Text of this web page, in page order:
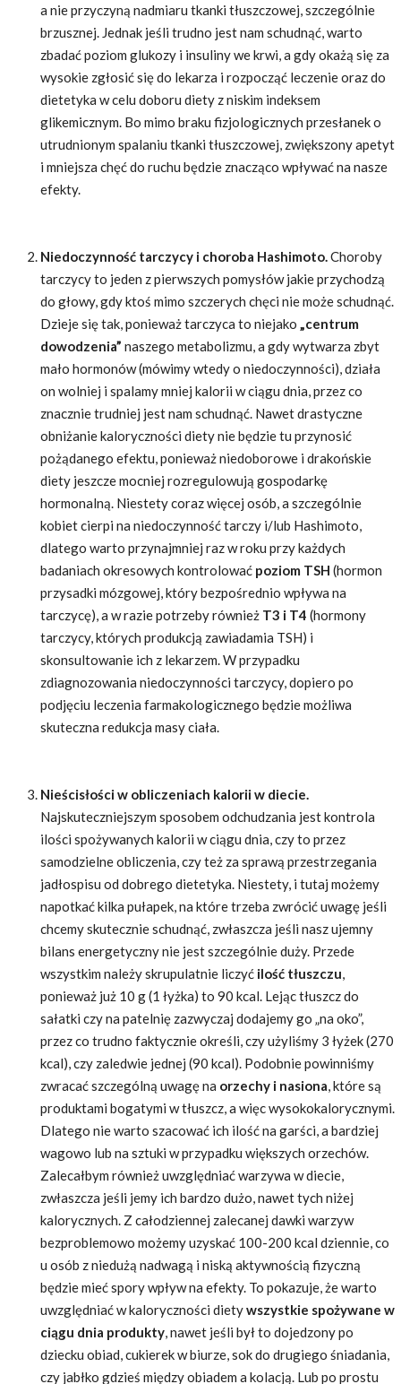
a nie przyczyną nadmiaru tkanki tłuszczowej, szczególnie
brzusznej. Jednak jeśli trudno jest nam schudnąć, warto
zbadać poziom glukozy i insuliny we krwi, a gdy okażą się za
wysokie zgłosić się do lekarza i rozpocząć leczenie oraz do
dietetyka w celu doboru diety z niskim indeksem
glikemicznym. Bo mimo braku fizjologicznych przesłanek o
utrudnionym spalaniu tkanki tłuszczowej, zwiększony apetyt
i mniejsza chęć do ruchu będzie znacząco wpływać na nasze
efekty.
Niedoczynność tarczycy i choroba Hashimoto.Choroby
tarczycy to jeden z pierwszych pomysłów jakie przychodzą
do głowy, gdy ktoś mimo szczerych chęci nie może schudnąć.
Dzieje się tak, ponieważ tarczyca to niejako „centrum
dowodzenia” naszego metabolizmu, a gdy wytwarza zbyt
mało hormonów (mówimy wtedy o niedoczynności), działa
on wolniej i spalamy mniej kalorii w ciągu dnia, przez co
znacznie trudniej jest nam schudnąć. Nawet drastyczne
obniżanie kaloryczności diety nie będzie tu przynosić
pożądanego efektu, ponieważ niedoborowe i drakońskie
diety jeszcze mocniej rozregulowują gospodarkę
hormonalną. Niestety coraz więcej osób, a szczególnie
kobiet cierpi na niedoczynność tarczy i/lub Hashimoto,
dlatego warto przynajmniej raz w roku przy każdych
badaniach okresowych kontrolować poziom TSH (hormon
przysadki mózgowej, który bezpośrednio wpływa na
tarczycę), a w razie potrzeby również T3 i T4 (hormony
tarczycy, których produkcją zawiadamia TSH) i
skonsultowanie ich z lekarzem. W przypadku
zdiagnozowania niedoczynności tarczycy, dopiero po
podjęciu leczenia farmakologicznego będzie możliwa
skuteczna redukcja masy ciała.
Nieścisłości w obliczeniach kalorii w diecie.
Najskuteczniejszym sposobem odchudzania jest kontrola
ilości spożywanych kalorii w ciągu dnia, czy to przez
samodzielne obliczenia, czy też za sprawą przestrzegania
jadłospisu od dobrego dietetyka. Niestety, i tutaj możemy
napotkać kilka pułapek, na które trzeba zwrócić uwagę jeśli
chcemy skutecznie schudnąć, zwłaszcza jeśli nasz ujemny
bilans energetyczny nie jest szczególnie duży. Przede
wszystkim należy skrupulatnie liczyć ilość tłuszczu,
ponieważ już 10 g (1 łyżka) to 90 kcal. Lejąc tłuszcz do
sałatki czy na patelnię zazwyczaj dodajemy go „na oko”,
przez co trudno faktycznie określi, czy użyliśmy 3 łyżek (270
kcal), czy zaledwie jednej (90 kcal). Podobnie powinniśmy
zwracać szczególną uwagę na orzechy i nasiona, które są
produktami bogatymi w tłuszcz, a więc wysokokalorycznymi.
Dlatego nie warto szacować ich ilość na garści, a bardziej
wagowo lub na sztuki w przypadku większych orzechów.
Zalecałbym również uwzględniać warzywa w diecie,
zwłaszcza jeśli jemy ich bardzo dużo, nawet tych niżej
kalorycznych. Z całodziennej zalecanej dawki warzyw
bezproblemowo możemy uzyskać 100-200 kcal dziennie, co
u osób z niedużą nadwagą i niską aktywnością fizyczną
będzie mieć spory wpływ na efekty. To pokazuje, że warto
uwzględniać w kaloryczności dietywszystkie spożywane w
ciągu dnia produkty, nawet jeśli był to dojedzony po
dziecku obiad, cukierek w biurze, sok do drugiego śniadania,
czy jabłko gdzieś między obiadem a kolacją. Lub po prostu